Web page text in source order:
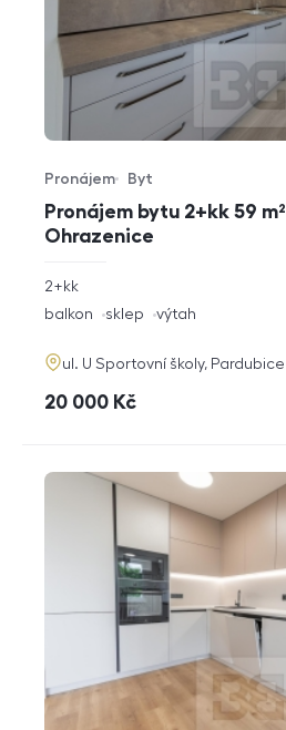
Pronájem bytu 2+kk 59
Ohrazenice
Typ nabídky
Pronájem
Typ nemovitosti
Byt
rozměry
dispozice
2+kk
funkce
balkon sklep výtah
adresa
ul. U Sportovní školy, Pardubice
cena
20 000 Kč